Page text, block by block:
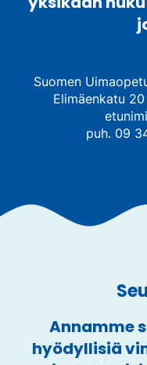
Suomen
Elimäenkatu
puh. 09
Annamme
hyödyllisiä